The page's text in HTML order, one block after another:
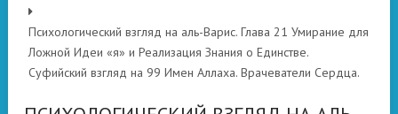
Психологический взгляд на аль-Варис. Глава 21 Умирание для
Ложной Идеи «я» и Реализация Знания о Единстве.
Суфийский взгляд на 99 Имен Аллаха. Врачеватели Сердца.